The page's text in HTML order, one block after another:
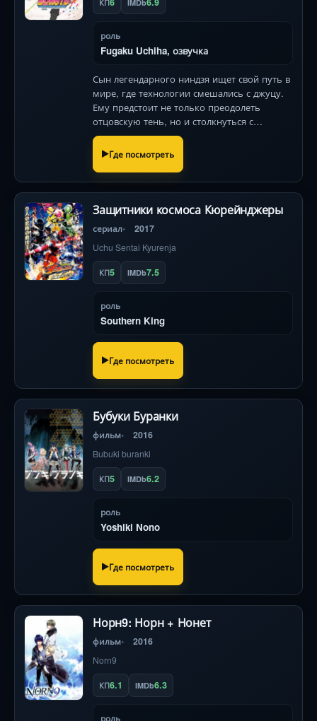
КП IMDb
роль
Fugaku Uchiha, озвучка
Сын легендарного ниндзя ищет свой путь в
мире, где технологии смешались с джуцу.
Ему предстоит не только преодолеть
отцовскую тень, но и столкнуться с
угрозами, способными разрушить всё, что
он любит.
Где посмотреть
Защитники космоса Кюрейнджеры
сериал 2017
Uchu Sentai Kyurenja
КП5 IMDb7.5
роль
Southern King
Где посмотреть
Бубуки Буранки
фильм 2016
Bubuki buranki
КП5 IMDb6.2
роль
Yoshiki Nono
Где посмотреть
Норн9: Норн + Нонет
фильм 2016
Norn9
КП6.1 IMDb6.3
роль